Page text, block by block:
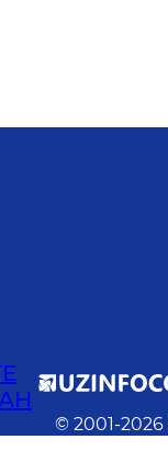
© 2001-2026